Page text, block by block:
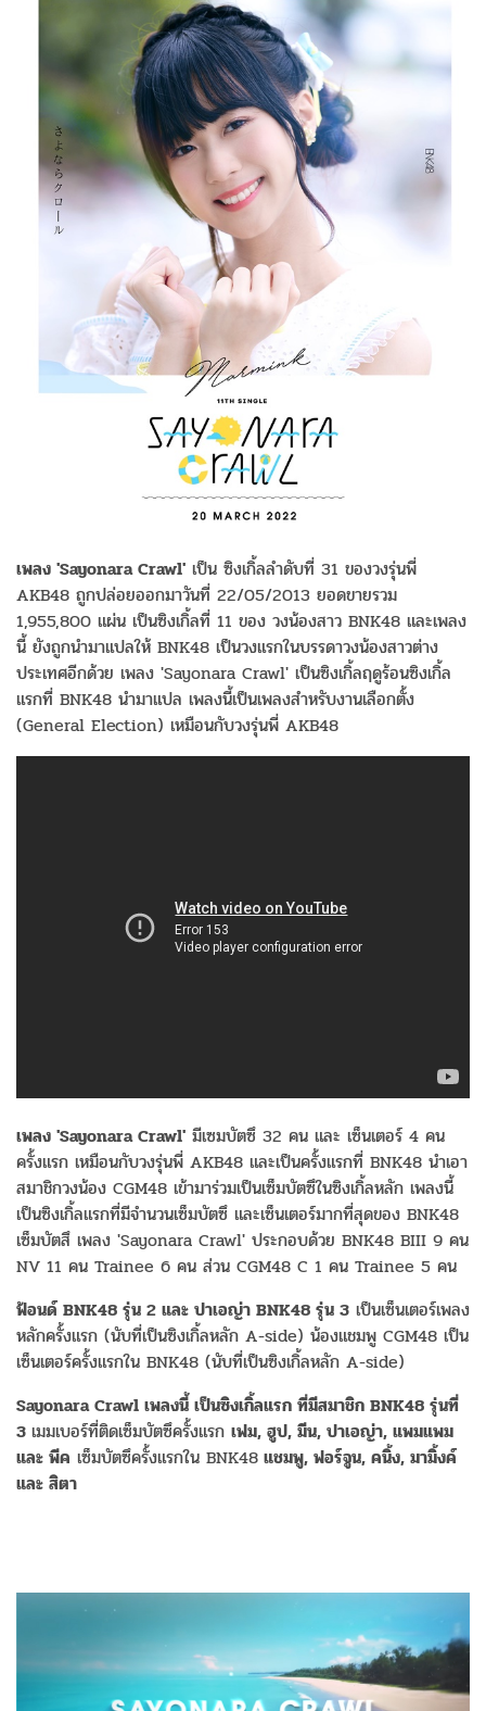
เพลง 'Sayonara Crawl' เป็น ซิงเกิ้ลลำดับที่ 31 ของวงรุ่นพี่
AKB48 ถูกปล่อยออกมาวันที่ 22/05/2013 ยอดขายรวม
1,955,800 แผ่น เป็นซิงเกิ้ลที่ 11 ของ วงน้องสาว BNK48 และเพลง
นี้ ยังถูกนำมาแปลให้ BNK48 เป็นวงแรกในบรรดาวงน้องสาวต่าง
ประเทศอีกด้วย เพลง 'Sayonara Crawl' เป็นซิงเกิ้ลฤดูร้อนซิงเกิ้ล
แรกที่ BNK48 นำมาแปล เพลงนี้เป็นเพลงสำหรับงานเลือกตั้ง
(General Election) เหมือนกับวงรุ่นพี่ AKB48
เพลง 'Sayonara Crawl' มีเซมบัตซึ 32 คน และ เซ็นเตอร์ 4 คน
ครั้งแรก เหมือนกับวงรุ่นพี่ AKB48 และเป็นครั้งแรกที่ BNK48 นำเอา
สมาชิกวงน้อง CGM48 เข้ามาร่วมเป็นเซ็มบัตซึในซิงเกิ้ลหลัก เพลงนี้
เป็นซิงเกิ้ลแรกที่มีจำนวนเซ็มบัตซึ และเซ็นเตอร์มากที่สุดของ BNK48
เซ็มบัตสึ เพลง 'Sayonara Crawl' ประกอบด้วย BNK48 BIII 9 คน
NV 11 คน Trainee 6 คน ส่วน CGM48 C 1 คน Trainee 5 คน
ฟ้อนด์ BNK48 รุ่น 2 และ ปาเอญ่า BNK48 รุ่น 3 เป็นเซ็นเตอร์เพลง
หลักครั้งแรก (นับที่เป็นซิงเกิ้ลหลัก A-side) น้องแชมพู CGM48 เป็น
เซ็นเตอร์ครั้งแรกใน BNK48 (นับที่เป็นซิงเกิ้ลหลัก A-side)
Sayonara Crawl เพลงนี้ เป็นซิงเกิ้ลแรก ที่มีสมาชิก BNK48 รุ่นที่
3 เมมเบอร์ที่ติดเซ็มบัตซึครั้งแรก เฟม, ฮูป, มีน, ปาเอญ่า, แพมแพม
และ พีค เซ็มบัตซึครั้งแรกใน BNK48 แชมพู, ฟอร์จูน, คนิ้ง, มามิ้งค์
และ สิตา